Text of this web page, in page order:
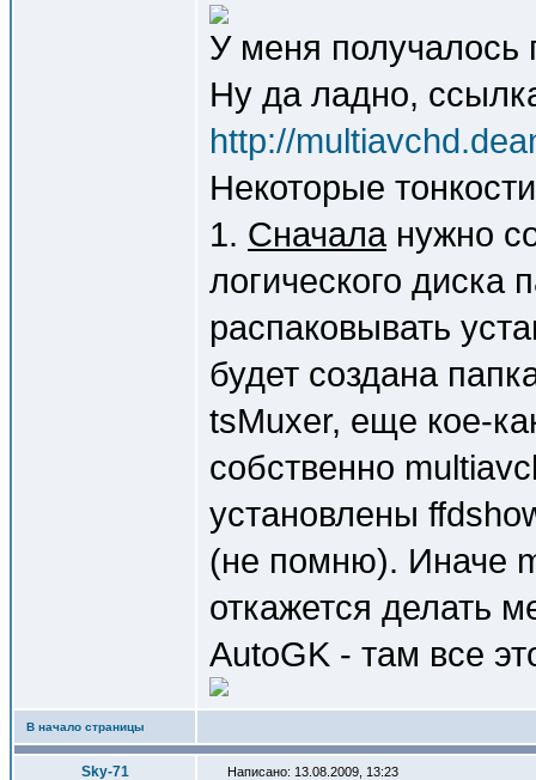
У меня получалось
Ну да ладно,
http://
Некоторые
1. Сначаланужно
логического диска
распаковывать
будет создана
tsMuxer, еще кое-
собственно
установлены
(не помню). Иначе
откажется делать
AutoGK - там все
В начало страницы
Sky-71 Написано: 13.08.2009, 13:23